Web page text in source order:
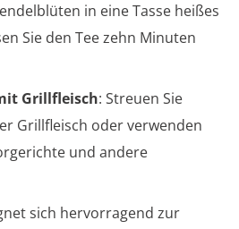
in eine Tasse heißes
Sie den Tee zehn Minuten
Grillfleisch: Streuen Sie
Grillfleisch oder verwenden
und andere
sich hervorragend zur